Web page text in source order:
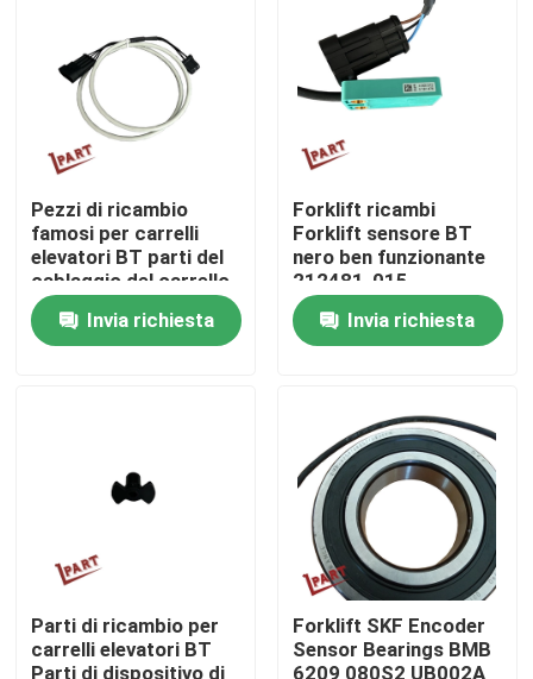
Casa
Prodotti
Controllo di qualità
Pezzi di ricambio
famosi per carrelli
elevatori BT parti del
cablaggio del carrello
elevatore 169083
Invia richiesta
Forklift ricambi
Forklift sensore BT
nero ben funzionante
212481-015
Invia richiesta
Parti di ricambio per
carrelli elevatori BT
Parti di dispositivo di
Forklift SKF Encoder
Sensor Bearings BMB
6209 080S2 UB002A